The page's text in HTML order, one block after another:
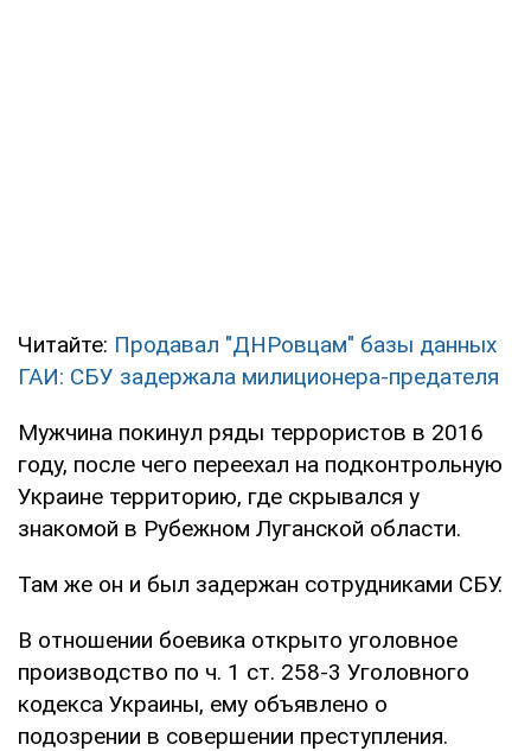
Читайте: Продавал "ДНРовцам" базы данных
ГАИ: СБУ задержала милиционера-предателя
Мужчина покинул ряды террористов в 2016
году, после чего переехал на подконтрольную
Украине территорию, где скрывался у
знакомой в Рубежном Луганской области.
Там же он и был задержан сотрудниками СБУ.
В отношении боевика открыто уголовное
производство по ч. 1 ст. 258-3 Уголовного
кодекса Украины, ему объявлено о
подозрении в совершении преступления.